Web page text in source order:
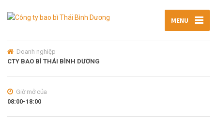
MENU
Doanh nghiệp
CTY BAO BÌ THÁI BÌNH DƯƠNG
Giờ mở của
08:00-18:00